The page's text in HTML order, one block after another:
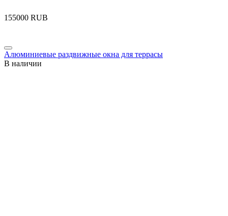
‍155000‍ RUB
Алюминиевые раздвижные окна для террасы
В наличии